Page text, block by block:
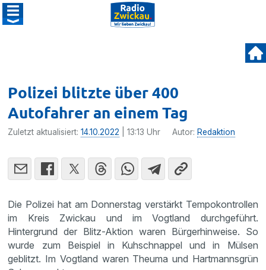
Polizei blitzte über 400
Autofahrer an einem Tag
Zuletzt aktualisiert:14.10.2022 | 13:13 Uhr Autor: Redaktion
Die Polizei hat am Donnerstag verstärkt Tempokontrollen
im Kreis Zwickau und im Vogtland durchgeführt.
Hintergrund der Blitz-Aktion waren Bürgerhinweise. So
wurde zum Beispiel in Kuhschnappel und in Mülsen
geblitzt. Im Vogtland waren Theuma und Hartmannsgrün